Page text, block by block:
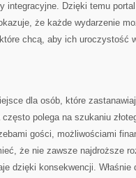
integracyjne. Dzięki temu
że każde wydarzenie
chcą, aby ich uroczystość
dla osób, które
polega na szukaniu
gości, możliwościami
że nie zawsze najdroższe
dzięki konsekwencji.